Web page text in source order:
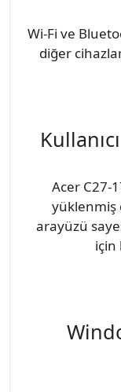
Wi-Fi ve
diğer
Acer C27-
yüklenmiş
arayüzü
için